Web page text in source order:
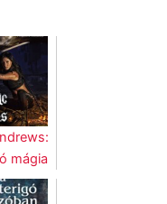
mágia